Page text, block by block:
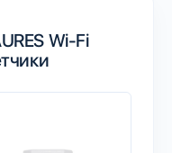
Wi-Fi